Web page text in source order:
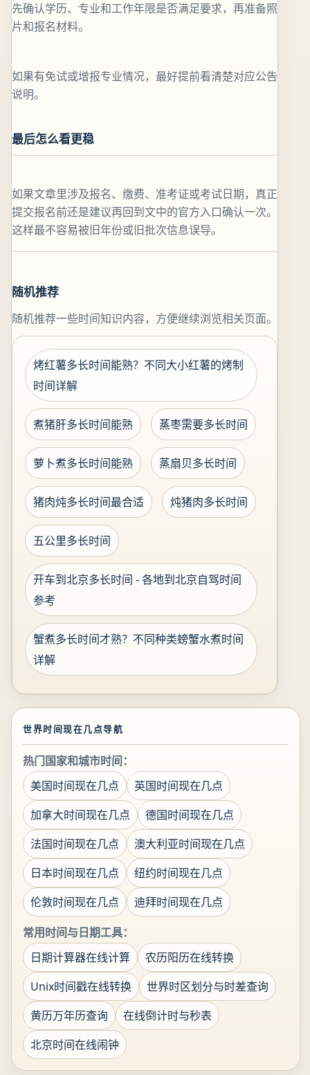
先确认学历、专业和工作年限是否满足要求，再准备照
片和报名材料。
如果有免试或增报专业情况，最好提前看清楚对应公告
说明。
最后怎么看更稳
如果文章里涉及报名、缴费、准考证或考试日期，真正
提交报名前还是建议再回到文中的官方入口确认一次。
这样最不容易被旧年份或旧批次信息误导。
随机推荐
随机推荐一些时间知识内容，方便继续浏览相关页面。
烤红薯多长时间能熟？不同大小红薯的烤制
时间详解
煮猪肝多长时间能熟 蒸枣需要多长时间
萝卜煮多长时间能熟 蒸扇贝多长时间
猪肉炖多长时间最合适 炖猪肉多长时间
五公里多长时间
开车到北京多长时间 - 各地到北京自驾时间
参考
蟹煮多长时间才熟？不同种类螃蟹水煮时间
详解
世界时间现在几点导航
热门国家和城市时间：
美国时间现在几点
英国时间现在几点
加拿大时间现在几点
德国时间现在几点
法国时间现在几点
澳大利亚时间现在几点
日本时间现在几点
纽约时间现在几点
伦敦时间现在几点
迪拜时间现在几点
常用时间与日期工具：
日期计算器在线计算
农历阳历在线转换
Unix时间戳在线转换
世界时区划分与时差查询
黄历万年历查询
在线倒计时与秒表
北京时间在线闹钟